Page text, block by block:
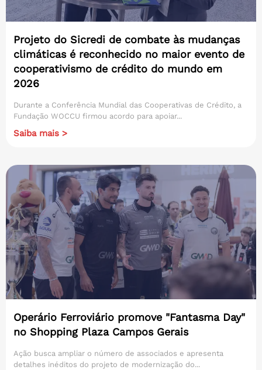
Projeto do Sicredi de combate às mudanças
climáticas é reconhecido no maior evento de
cooperativismo de crédito do mundo em
2026
Durante a Conferência Mundial das Cooperativas de Crédito, a
Fundação WOCCU firmou acordo para apoiar...
Saiba mais >
Operário Ferroviário promove "Fantasma Day"
no Shopping Plaza Campos Gerais
Ação busca ampliar o número de associados e apresenta
detalhes inéditos do projeto de modernização do...